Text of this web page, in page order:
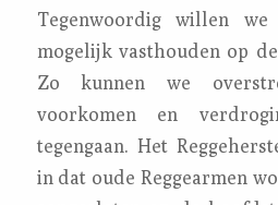
Tegenwoordig willen we
mogelijk vasthouden op
Zo kunnen we
voorkomen en
tegengaan. Het
in dat oude Reggearmen